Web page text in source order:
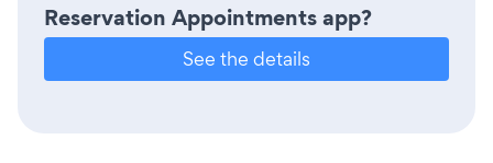
Reservation Appointments app?
See the details